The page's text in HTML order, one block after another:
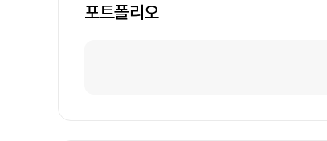
포트폴리오